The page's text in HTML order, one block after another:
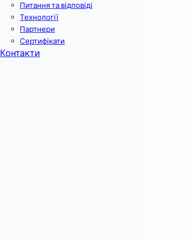
Питання та відповіді
Технології
Партнери
Сертифікати
Контакти